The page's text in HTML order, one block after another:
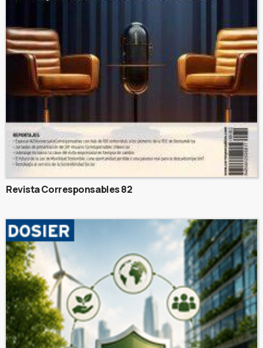
Revista Corresponsables 82